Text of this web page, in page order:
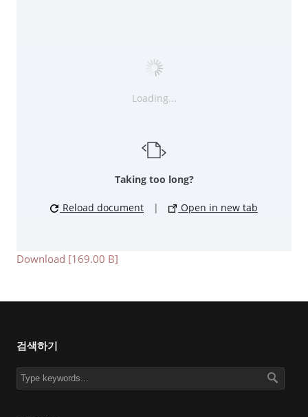
Loading...
Taking too long?
Reload document | Open in new tab
Download [169.00 B]
검색하기